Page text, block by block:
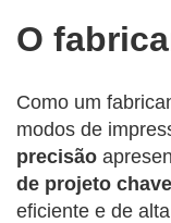
O
Como um
modos de
precisão
de projeto
eficiente e de